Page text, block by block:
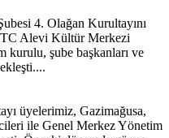
4. Olağan Kurultayını
Alevi Kültür Merkezi
kurulu, şube başkanları ve
üyelerimiz, Gazimağusa,
ile Genel Merkez Yönetim